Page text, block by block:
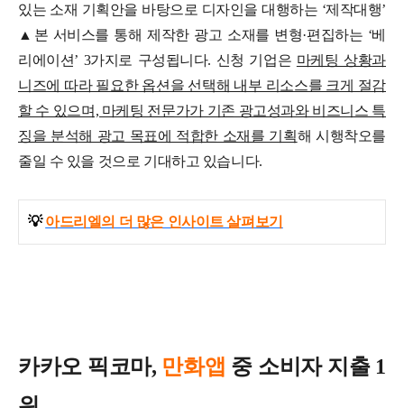
있는 소재 기획안을 바탕으로 디자인을 대행하는 ‘제작대행’
▲본 서비스를 통해 제작한 광고 소재를 변형·편집하는 ‘베
리에이션’ 3가지로 구성됩니다. 신청 기업은 마케팅 상황과
니즈에 따라 필요한 옵션을 선택해 내부 리소스를 크게 절감
할 수 있으며, 마케팅 전문가가 기존 광고성과와 비즈니스 특
징을 분석해 광고 목표에 적합한 소재를 기획해 시행착오를
줄일 수 있을 것으로 기대하고 있습니다.
💡아드리엘의 더 많은 인사이트 살펴보기
카카오 픽코마, 만화앱 중 소비자 지출 1